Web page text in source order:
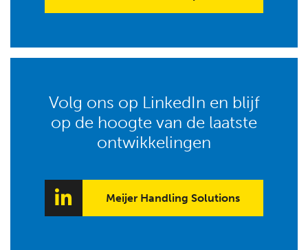
Volg ons op LinkedIn en blijf
op de hoogte van de laatste
ontwikkelingen
Meijer Handling Solutions